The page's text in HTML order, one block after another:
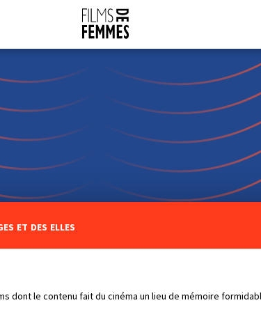
et des elles
dont le contenu fait du cinéma un lieu de mémoire